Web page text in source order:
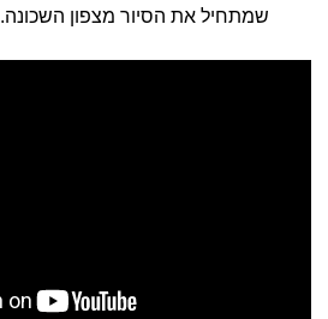
שמתחיל את הסיור מצפון השכונה.